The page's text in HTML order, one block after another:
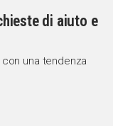
di aiuto e
una tendenza